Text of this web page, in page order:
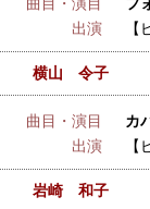
出演
【
横山 令子
曲目・演目
カ
出演
【
岩崎 和子